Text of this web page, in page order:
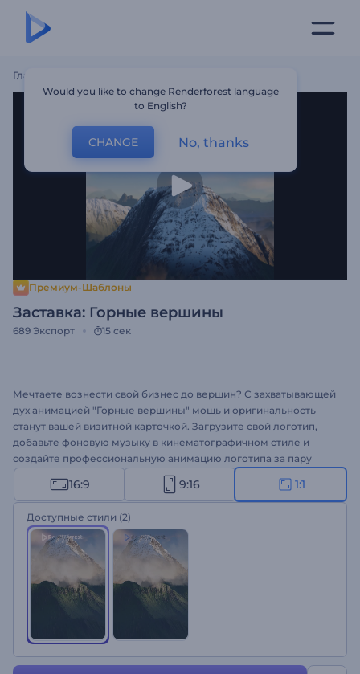
Главная
Премиум-Шаблоны
Заставка: Горные вершины
689 Экспорт 15 сек
Мечтаете вознести свой бизнес до вершин? С захватывающей
дух анимацией "Горные вершины" мощь и оригинальность
станут вашей визитной карточкой. Загрузите свой логотип,
добавьте фоновую музыку в кинематографичном стиле и
создайте профессиональную анимацию логотипа за пару
минут. Шаблон идеально подходит для оформления интро
компании, заставки к презентации, рекламы на ТВ и других
проектов для бренда. Создайте свое видео!
16:9 9:16 1:1
Доступные стили (2)
Would you like to change Renderforest language
to English?
CHANGE No, thanks